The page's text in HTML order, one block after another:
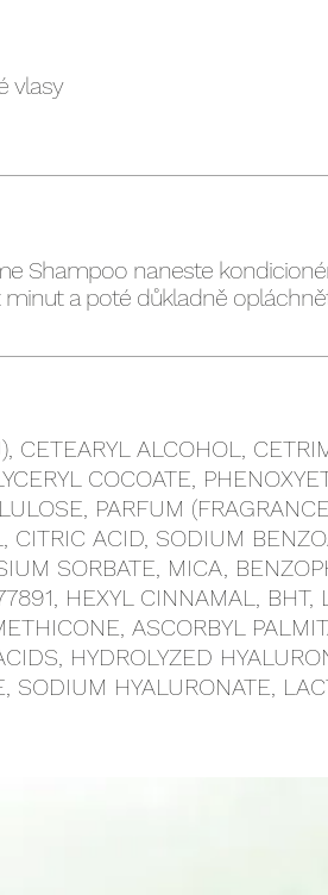
vlasy
Shampoo naneste
a poté důkladně
CETEARYL ALCOHOL,
COCOATE,
PARFUM
CITRIC ACID, SODIUM
SORBATE, MICA,
HEXYL CINNAMAL, BHT,
ASCORBYL
HYDROLYZED
SODIUM HYALURONATE,